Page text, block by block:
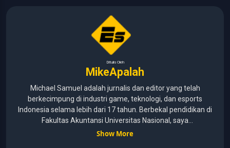
Ditulis Oleh
MikeApalah
Michael Samuel adalah jurnalis dan editor yang telah
berkecimpung di industri game, teknologi, dan esports
Indonesia selama lebih dari 17 tahun. Berbekal pendidikan di
Fakultas Akuntansi Universitas Nasional, saya
menggabungkan kemampuan analisis dengan pengalaman
Show More